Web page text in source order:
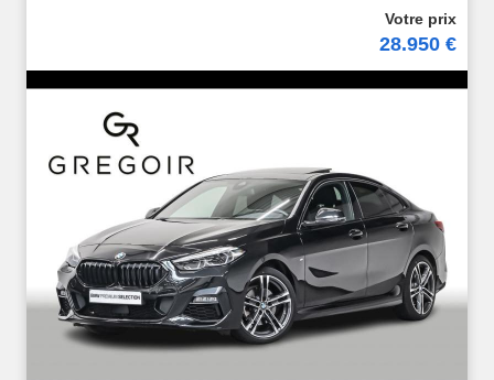
28.950 €